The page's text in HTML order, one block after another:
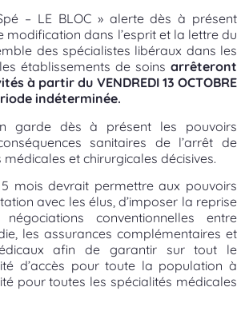
– LE BLOC » alerte dès à présent
modification dans l’esprit et la lettre du
des spécialistes libéraux dans les
établissements de soins arrêteront
à partir du VENDREDI 13 OCTOBRE
indéterminée.
garde dès à présent les pouvoirs
sanitaires de l’arrêt de
et chirurgicales décisives.
mois devrait permettre aux pouvoirs
avec les élus, d’imposer la reprise
conventionnelles entre
les assurances complémentaires et
afin de garantir sur tout le
d’accès pour toute la population à
pour toutes les spécialités médicales